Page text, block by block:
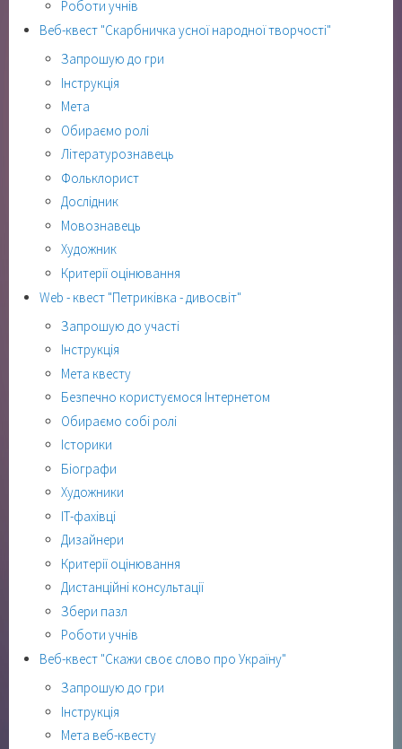
Роботи учнів
Веб-квест "Скарбничка усної народної творчості"
Запрошую до гри
Інструкція
Мета
Обираємо ролі
Літературознавець
Фольклорист
Дослідник
Мовознавець
Художник
Критерії оцінювання
Web - квест "Петриківка - дивосвіт"
Запрошую до участі
Інструкція
Мета квесту
Безпечно користуємося Інтернетом
Обираємо собі ролі
Історики
Біографи
Художники
ІТ-фахівці
Дизайнери
Критерії оцінювання
Дистанційні консультації
Збери пазл
Роботи учнів
Веб-квест "Скажи своє слово про Україну"
Запрошую до гри
Інструкція
Мета веб-квесту